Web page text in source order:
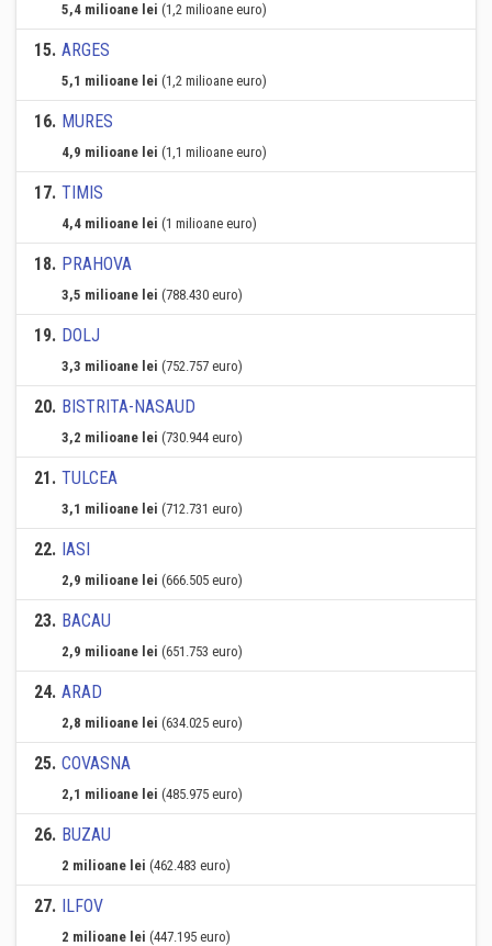
5,4 milioane lei (1,2 milioane euro)
15. ARGES
5,1 milioane lei (1,2 milioane euro)
16. MURES
4,9 milioane lei (1,1 milioane euro)
17. TIMIS
4,4 milioane lei (1 milioane euro)
18. PRAHOVA
3,5 milioane lei (788.430 euro)
19. DOLJ
3,3 milioane lei (752.757 euro)
20. BISTRITA-NASAUD
3,2 milioane lei (730.944 euro)
21. TULCEA
3,1 milioane lei (712.731 euro)
22. IASI
2,9 milioane lei (666.505 euro)
23. BACAU
2,9 milioane lei (651.753 euro)
24. ARAD
2,8 milioane lei (634.025 euro)
25. COVASNA
2,1 milioane lei (485.975 euro)
26. BUZAU
2 milioane lei (462.483 euro)
27. ILFOV
2 milioane lei (447.195 euro)